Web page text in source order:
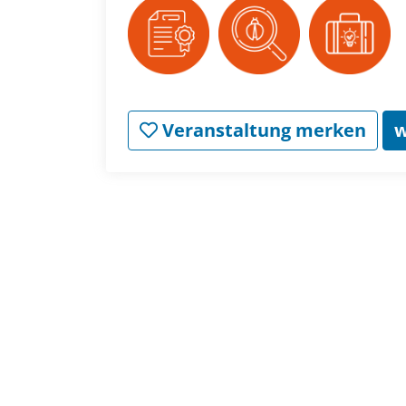
Veranstaltung merken